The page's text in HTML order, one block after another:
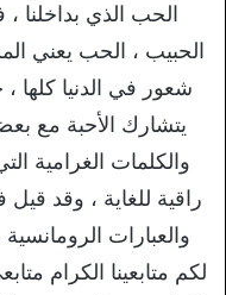
الحب الذي بداخلنا
الحبيب ، الحب يعني
شعور في الدنيا كلها
يتشارك الأحبة مع
والكلمات الغرامية
راقية للغاية ، وقد
والعبارات
لكم متابعينا الكرام